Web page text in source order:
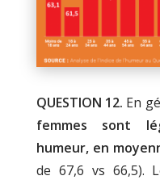
QUESTION 12. En
femmes sont
humeur, en
de 67,6 vs 66,5).